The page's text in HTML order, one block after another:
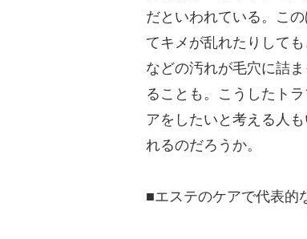
だといわれている。こ
てキメが乱れたりして
などの汚れが毛穴に詰
ることも。こうしたト
アをしたいと考える人
れるのだろうか。
■エステのケアで代表的